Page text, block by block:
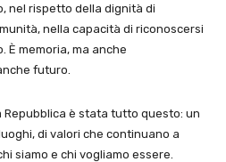
nel rispetto della dignità di
nella capacità di riconoscersi
È memoria, ma anche
futuro.
Repubblica è stata tutto questo: un
di valori che continuano a
siamo e chi vogliamo essere.